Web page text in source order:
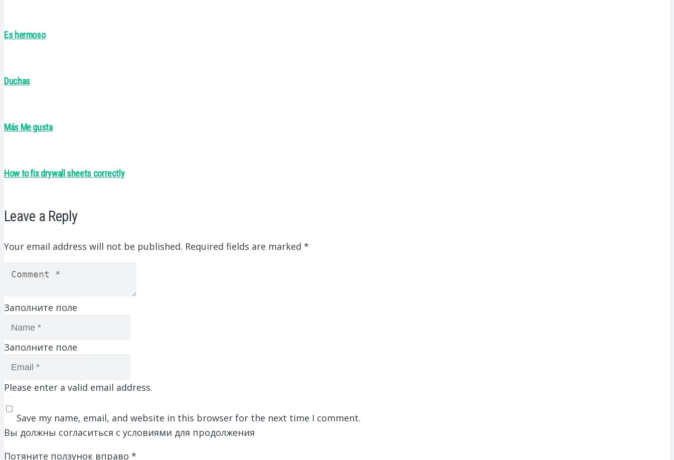
Es hermoso
Duchas
Más Me gusta
How to fix drywall sheets correctly
Leave a Reply
Your email address will not be published. Required fields are marked *
Заполните поле
Заполните поле
Please enter a valid email address.
Save my name, email, and website in this browser for the next time I comment.
Вы должны согласиться с условиями для продолжения
Потяните ползунок вправо *